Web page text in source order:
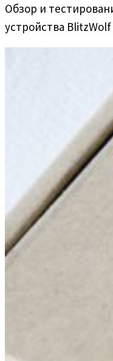
Обзор и
устройства BlitzWolf